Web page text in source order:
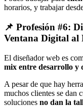
horarios, y trabajar
📌 Profesión #6:
Ventana Digital al
El diseñador web es
mix entre desarrollo y
A pesar de que hay
muchos clientes se dan
soluciones no dan la